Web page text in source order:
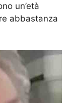
un’età
abbastanza